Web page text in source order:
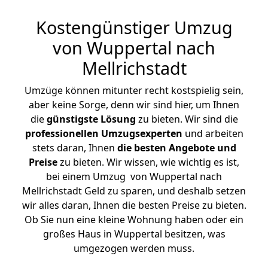
Kostengünstiger Umzug
von Wuppertal nach
Mellrichstadt
Umzüge können mitunter recht kostspielig sein,
aber keine Sorge, denn wir sind hier, um Ihnen
diegünstigste Lösung zu bieten. Wir sind die
professionellen Umzugsexperten und arbeiten
stets daran, Ihnen die besten Angebote und
Preisezu bieten. Wir wissen, wie wichtig es ist,
bei einem Umzug von Wuppertal nach
Mellrichstadt Geld zu sparen, und deshalb setzen
wir alles daran, Ihnen die besten Preise zu bieten.
Ob Sie nun eine kleine Wohnung haben oder ein
großes Haus in Wuppertal besitzen, was
umgezogen werden muss.